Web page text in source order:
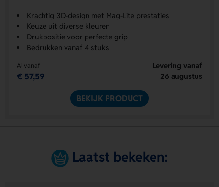
Krachtig 3D-design met Mag-Lite prestaties
Keuze uit diverse kleuren
Drukpositie voor perfecte grip
Bedrukken vanaf 4 stuks
Al vanaf
€ 57,59
Levering vanaf
26 augustus
BEKIJK PRODUCT
Laatst bekeken: